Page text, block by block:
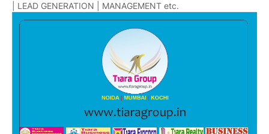
| LEAD GENERATION | MANAGEMENT etc.